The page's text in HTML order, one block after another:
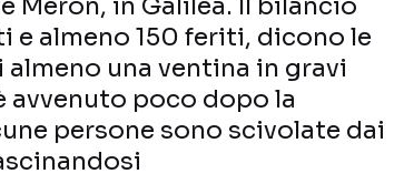
Meron, in Galilea. Il bilancio
e almeno 150 feriti, dicono le
una ventina in gravi
avvenuto poco dopo la
persone sono scivolate dai